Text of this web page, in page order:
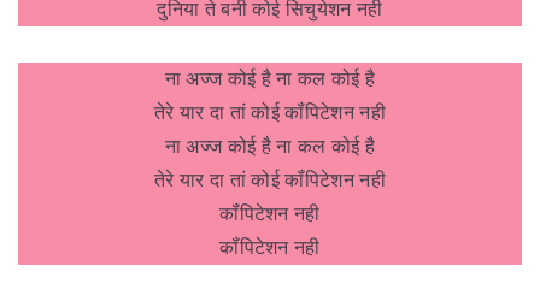
दुनिया ते बनी कोई सिचुयेशन नही
ना अज्ज कोई है ना कल कोई है
तेरे यार दा तां कोई कॉंपिटेशन नही
ना अज्ज कोई है ना कल कोई है
तेरे यार दा तां कोई कॉंपिटेशन नही
कॉंपिटेशन नही
कॉंपिटेशन नही